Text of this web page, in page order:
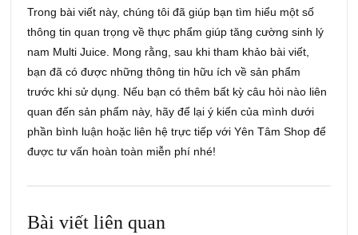
Trong bài viết này, chúng tôi đã giúp bạn tìm hiểu một số
thông tin quan trọng về thực phẩm giúp tăng cường sinh lý
nam Multi Juice. Mong rằng, sau khi tham khảo bài viết,
bạn đã có được những thông tin hữu ích về sản phẩm
trước khi sử dụng. Nếu bạn có thêm bất kỳ câu hỏi nào liên
quan đến sản phẩm này, hãy để lại ý kiến của mình dưới
phần bình luận hoặc liên hệ trực tiếp với Yên Tâm Shop để
được tư vấn hoàn toàn miễn phí nhé!
Bài viết liên quan